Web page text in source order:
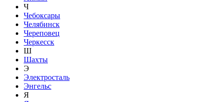
Ч
Чебоксары
Челябинск
Череповец
Черкесск
Ш
Шахты
Э
Электросталь
Энгельс
Я